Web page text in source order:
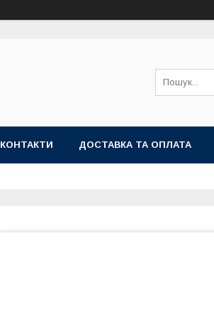
КОНТАКТИ ДОСТАВКА ТА ОПЛАТА